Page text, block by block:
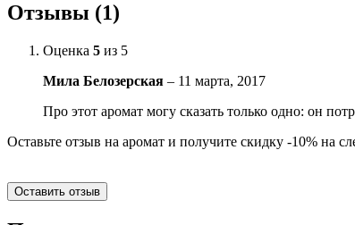
Отзывы (1)
Оценка 5 из 5
Мила Белозерская – 11 марта, 2017
Про этот аромат могу сказать только одно: он
Оставьте отзыв на аромат и получите скидку -10% на
Оставить отзыв